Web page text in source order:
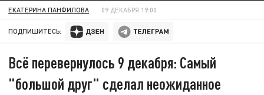
ЕКАТЕРИНА ПАНФИЛОВА 09 ДЕКАБРЯ 19:00
ПОДПИШИТЕСЬ:
Всё перевернулось 9 декабря: Самый
"большой друг" сделал неожиданное